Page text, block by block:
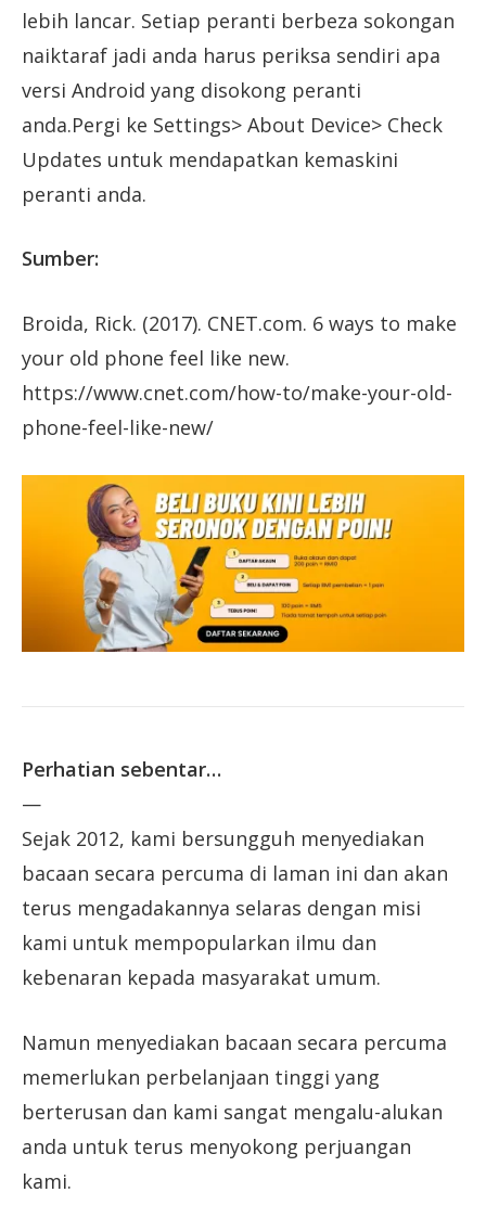
lebih lancar. Setiap peranti berbeza sokongan
naiktaraf jadi anda harus periksa sendiri apa
versi Android yang disokong peranti
anda.Pergi ke Settings> About Device> Check
Updates untuk mendapatkan kemaskini
peranti anda.
Sumber:
Broida, Rick. (2017). CNET.com. 6 ways to make
your old phone feel like new.
https://www.cnet.com/how-to/make-your-old-
phone-feel-like-new/
Perhatian sebentar…
—
Sejak 2012, kami bersungguh menyediakan
bacaan secara percuma di laman ini dan akan
terus mengadakannya selaras dengan misi
kami untuk mempopularkan ilmu dan
kebenaran kepada masyarakat umum.
Namun menyediakan bacaan secara percuma
memerlukan perbelanjaan tinggi yang
berterusan dan kami sangat mengalu-alukan
anda untuk terus menyokong perjuangan
kami.